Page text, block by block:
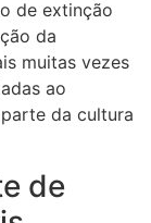
de extinção
da
muitas vezes
ao
da cultura
de